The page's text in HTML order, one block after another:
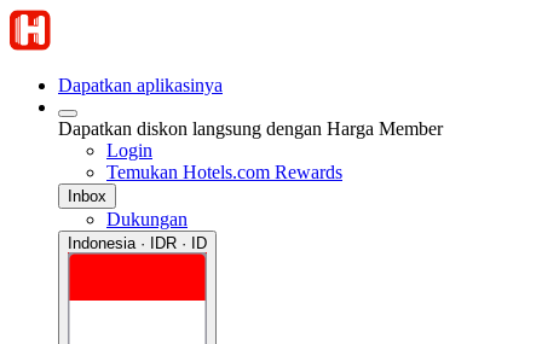
Dapatkan aplikasinya
Dapatkan diskon langsung dengan Harga Member
Login
Temukan Hotels.com Rewards
Inbox
Dukungan
Indonesia · IDR · ID